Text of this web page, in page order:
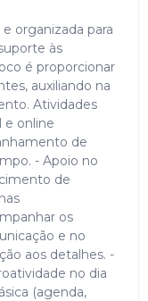
organizada para
às
é proporcionar
auxiliando na
Atividades
e online
de
- Apoio no
de
os
e no
aos detalhes. -
no dia
(agenda,